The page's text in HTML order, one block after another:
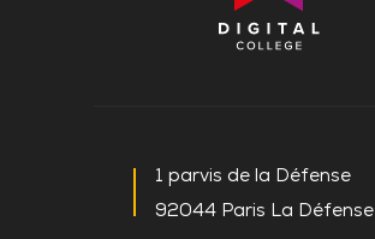
1 parvis de la Défense
92044 Paris La Défense